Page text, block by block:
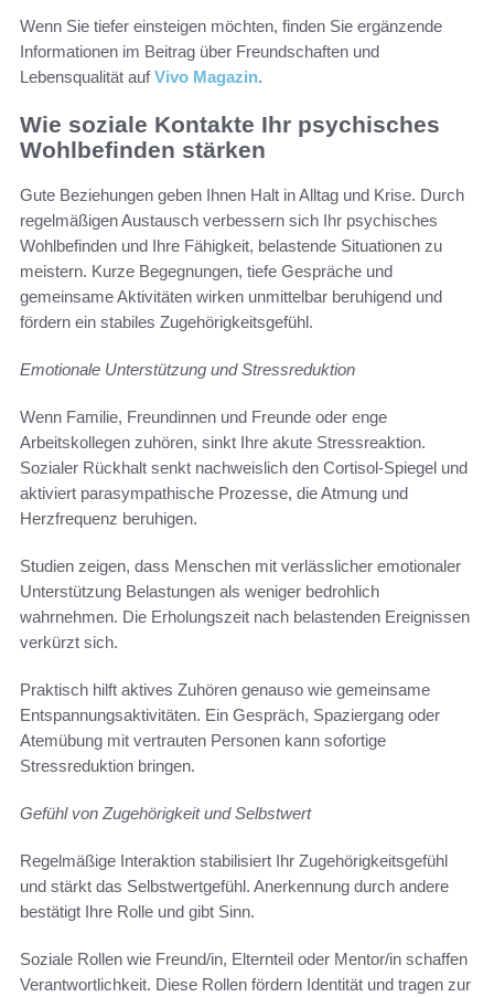
Wenn Sie tiefer einsteigen möchten, finden Sie ergänzende
Informationen im Beitrag über Freundschaften und
Lebensqualität aufVivo Magazin.
Wie soziale Kontakte Ihr psychisches
Wohlbefinden stärken
Gute Beziehungen geben Ihnen Halt in Alltag und Krise. Durch
regelmäßigen Austausch verbessern sich Ihr psychisches
Wohlbefinden und Ihre Fähigkeit, belastende Situationen zu
meistern. Kurze Begegnungen, tiefe Gespräche und
gemeinsame Aktivitäten wirken unmittelbar beruhigend und
fördern ein stabiles Zugehörigkeitsgefühl.
Emotionale Unterstützung und Stressreduktion
Wenn Familie, Freundinnen und Freunde oder enge
Arbeitskollegen zuhören, sinkt Ihre akute Stressreaktion.
Sozialer Rückhalt senkt nachweislich den Cortisol-Spiegel und
aktiviert parasympathische Prozesse, die Atmung und
Herzfrequenz beruhigen.
Studien zeigen, dass Menschen mit verlässlicher emotionaler
Unterstützung Belastungen als weniger bedrohlich
wahrnehmen. Die Erholungszeit nach belastenden Ereignissen
verkürzt sich.
Praktisch hilft aktives Zuhören genauso wie gemeinsame
Entspannungsaktivitäten. Ein Gespräch, Spaziergang oder
Atemübung mit vertrauten Personen kann sofortige
Stressreduktion bringen.
Gefühl von Zugehörigkeit und Selbstwert
Regelmäßige Interaktion stabilisiert Ihr Zugehörigkeitsgefühl
und stärkt das Selbstwertgefühl. Anerkennung durch andere
bestätigt Ihre Rolle und gibt Sinn.
Soziale Rollen wie Freund/in, Elternteil oder Mentor/in schaffen
Verantwortlichkeit. Diese Rollen fördern Identität und tragen zur